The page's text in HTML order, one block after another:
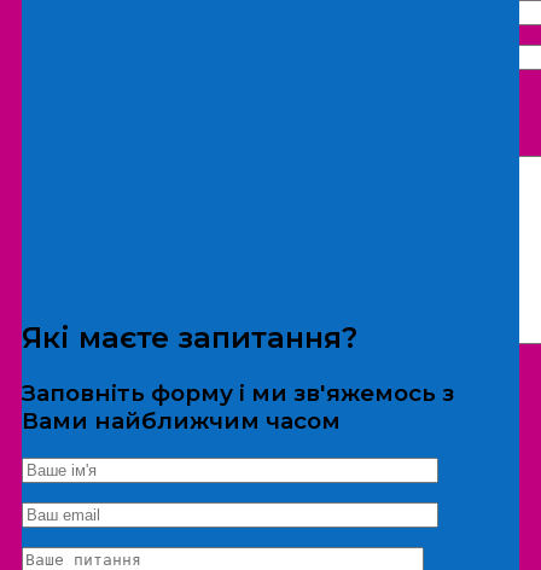
*Дані не передаються третім особам
Екскурсія/локація
Які маєте запитання?
Заповніть форму і ми зв'яжемось з
Вами найближчим часом